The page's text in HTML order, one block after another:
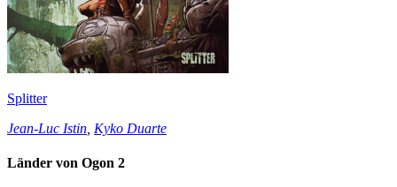
Splitter
Jean-Luc Istin Kyko Duarte
Länder von Ogon 2